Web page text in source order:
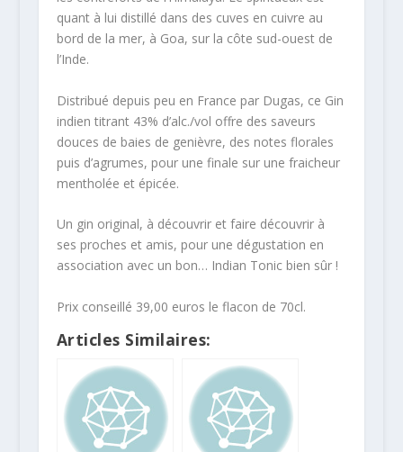
quant à lui distillé dans des cuves en cuivre au
bord de la mer, à Goa, sur la côte sud-ouest de
l’Inde.
Distribué depuis peu en France par Dugas, ce Gin
indien titrant 43% d’alc./vol offre des saveurs
douces de baies de genièvre, des notes florales
puis d’agrumes, pour une finale sur une fraicheur
mentholée et épicée.
Un gin original, à découvrir et faire découvrir à
ses proches et amis, pour une dégustation en
association avec un bon… Indian Tonic bien sûr !
Prix conseillé 39,00 euros le flacon de 70cl.
Articles Similaires: